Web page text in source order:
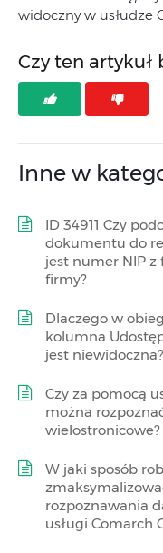
widoczny w usłudze
Czy ten artykuł
Inne w
ID 34911 Czy
dokumentu do
jest numer NIP
firmy?
Dlaczego w
kolumna
jest niewidoczna?
Czy za pomocą
można
wielostronicowe?
W jaki sposób
rozpoznawania
usługi Comarch